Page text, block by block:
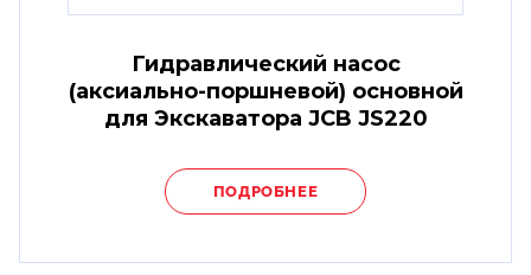
Гидравлический насос
(аксиально-поршневой) основной
для Экскаватора JCB JS220
ПОДРОБНЕЕ